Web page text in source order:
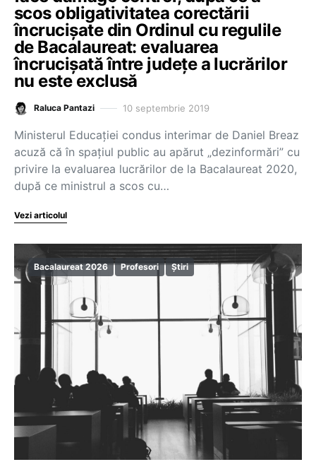
scos obligativitatea corectării
încrucișate din Ordinul cu regulile
de Bacalaureat: evaluarea
încrucișată între județe a lucrărilor
nu este exclusă
Raluca Pantazi 10 septembrie 2019
Ministerul Educației condus interimar de Daniel Breaz
acuză că în spațiul public au apărut „dezinformări” cu
privire la evaluarea lucrărilor de la Bacalaureat 2020,
după ce ministrul a scos cu…
Vezi articolul
Bacalaureat 2026 Profesori Știri